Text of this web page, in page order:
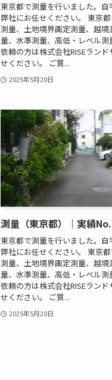
東京都で測量を行いました。自
弊社にお任せください。 東京
測量、土地境界画定測量、越境
量、水準測量、高低・レベル
依頼の方は株式会社RISEラン
せください。 ご質...
2025年5月20日
測量（東京都）｜実績
東京都で測量を行いました。自
弊社にお任せください。 東京
測量、土地境界画定測量、越境
量、水準測量、高低・レベル
依頼の方は株式会社RISEラン
せください。 ご質...
2025年5月20日